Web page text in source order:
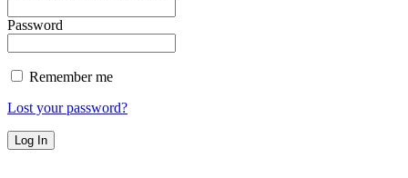
Password
Remember me
Lost your password?